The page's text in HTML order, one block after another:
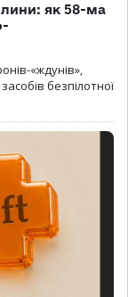
як 58-ма
«ждунів»,
безпілотної